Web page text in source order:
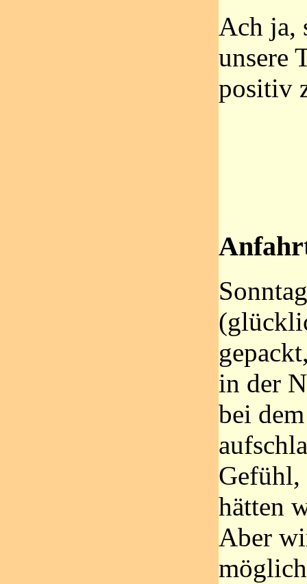
Ach ja,
unsere
positiv
in der
bei
Gefühl,
hätten
Aber